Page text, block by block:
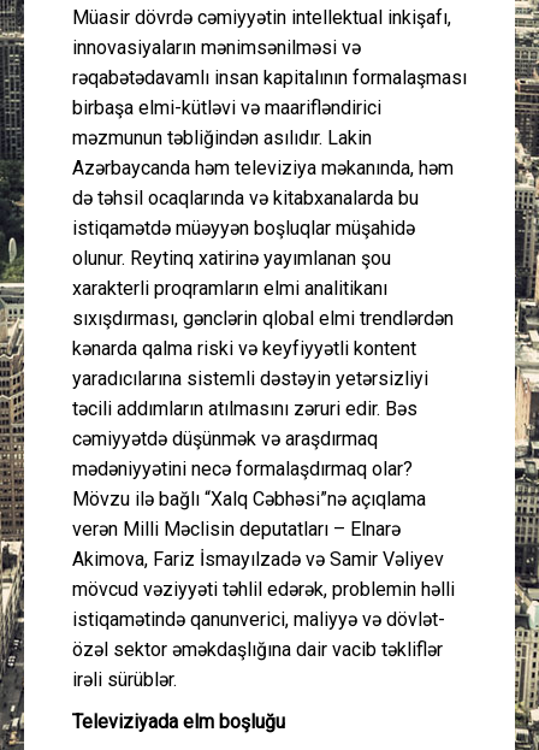
Cəmiyyət
Peşə etikası
Əlaqə
Müasir dövrdə cəmiyyətin intellektual inkişafı,
innovasiyaların mənimsənilməsi və
rəqabətədavamlı insan kapitalının formalaşması
birbaşa elmi-kütləvi və maarifləndirici
məzmunun təbliğindən asılıdır. Lakin
Azərbaycanda həm televiziya məkanında, həm
də təhsil ocaqlarında və kitabxanalarda bu
istiqamətdə müəyyən boşluqlar müşahidə
olunur. Reytinq xatirinə yayımlanan şou
xarakterli proqramların elmi analitikanı
sıxışdırması, gənclərin qlobal elmi trendlərdən
kənarda qalma riski və keyfiyyətli kontent
yaradıcılarına sistemli dəstəyin yetərsizliyi
təcili addımların atılmasını zəruri edir. Bəs
cəmiyyətdə düşünmək və araşdırmaq
mədəniyyətini necə formalaşdırmaq olar?
Mövzu ilə bağlı “Xalq Cəbhəsi”nə açıqlama
verən Milli Məclisin deputatları – Elnarə
Akimova, Fariz İsmayılzadə və Samir Vəliyev
mövcud vəziyyəti təhlil edərək, problemin həlli
istiqamətində qanunverici, maliyyə və dövlət-
özəl sektor əməkdaşlığına dair vacib təkliflər
irəli sürüblər.
Televiziyada elm boşluğu